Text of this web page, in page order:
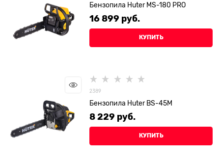
Бензопила Huter MS-180 PRO
16 899 руб.
КУПИТЬ
2389
Бензопила Huter BS-45М
8 229 руб.
КУПИТЬ